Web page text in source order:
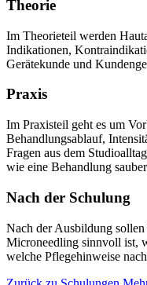
Theorie
Im Theorieteil werden
Indikationen,
Gerätekunde und
Praxis
Im Praxisteil geht es um
Behandlungsablauf,
Fragen aus dem
wie eine Behandlung
Nach der Schulung
Nach der Ausbildung
Microneedling sinnvoll ist,
welche Pflegehinweise